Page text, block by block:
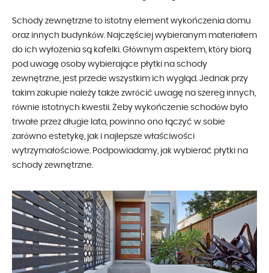
Schody zewnętrzne to istotny element wykończenia domu
oraz innych budynków. Najczęściej wybieranym materiałem
do ich wyłożenia są kafelki. Głównym aspektem, który biorą
pod uwagę osoby wybierające płytki na schody
zewnętrzne, jest przede wszystkim ich wygląd. Jednak przy
takim zakupie należy także zwrócić uwagę na szereg innych,
równie istotnych kwestii. Żeby wykończenie schodów było
trwałe przez długie lata, powinno ono łączyć w sobie
zarówno estetykę, jak i najlepsze właściwości
wytrzymałościowe. Podpowiadamy, jak wybierać płytki na
schody zewnętrzne.